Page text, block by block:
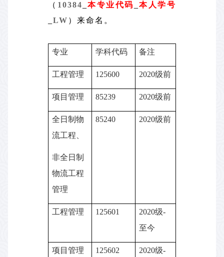
（ 10384 本专业代码
本人学号
LW ）来命名。
专业 学科代码 备注
工程管理 125600 2020级前
项目管理 85239 2020级前
全日制物
流工程、
非全日制
物流工程
管理
85240 2020级前
工程管理 125601
2020级-
至今
项目管理 125602
2020级-